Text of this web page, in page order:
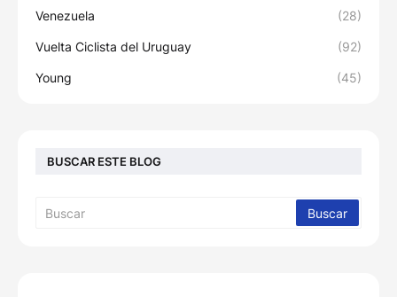
Venezuela (28)
Vuelta Ciclista del Uruguay (92)
Young (45)
BUSCAR ESTE BLOG